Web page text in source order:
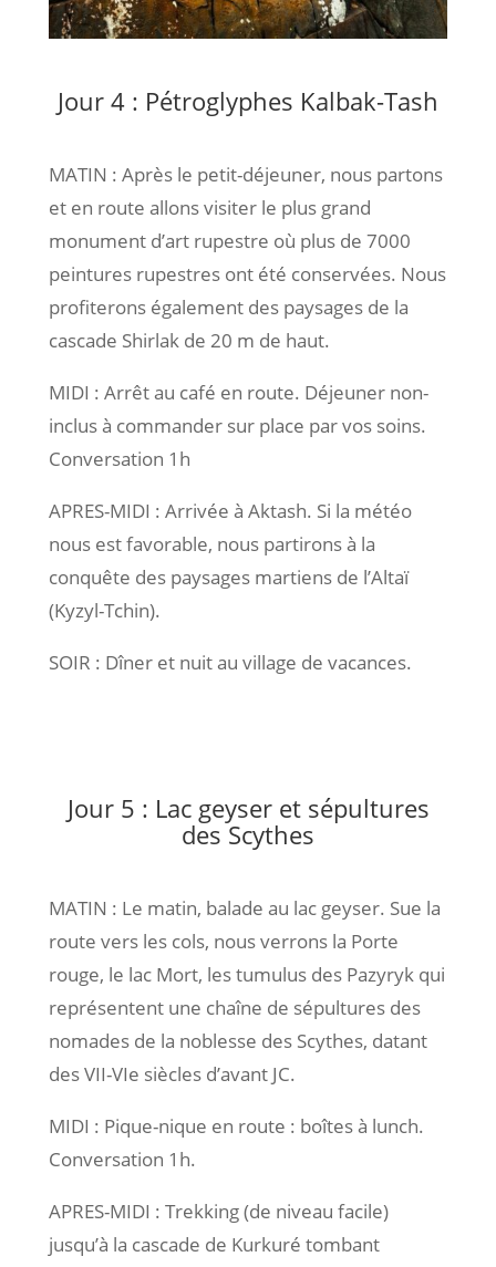
Jour 4 : Pétroglyphes Kalbak-Tash
MATIN : Après le petit-déjeuner, nous partons
et en route allons visiter le plus grand
monument d’art rupestre où plus de 7000
peintures rupestres ont été conservées. Nous
profiterons également des paysages de la
cascade Shirlak de 20 m de haut.
MIDI : Arrêt au café en route. Déjeuner non-
inclus à commander sur place par vos soins.
Conversation 1h
APRES-MIDI : Arrivée à Aktash. Si la météo
nous est favorable, nous partirons à la
conquête des paysages martiens de l’Altaï
(Kyzyl-Tchin).
SOIR : Dîner et nuit au village de vacances.
Jour 5 : Lac geyser et sépultures
des Scythes
MATIN : Le matin, balade au lac geyser. Sue la
route vers les cols, nous verrons la Porte
rouge, le lac Mort, les tumulus des Pazyryk qui
représentent une chaîne de sépultures des
nomades de la noblesse des Scythes, datant
des VII-VIe siècles d’avant JC.
MIDI : Pique-nique en route : boîtes à lunch.
Conversation 1h.
APRES-MIDI : Trekking (de niveau facile)
jusqu’à la cascade de Kurkuré tombant